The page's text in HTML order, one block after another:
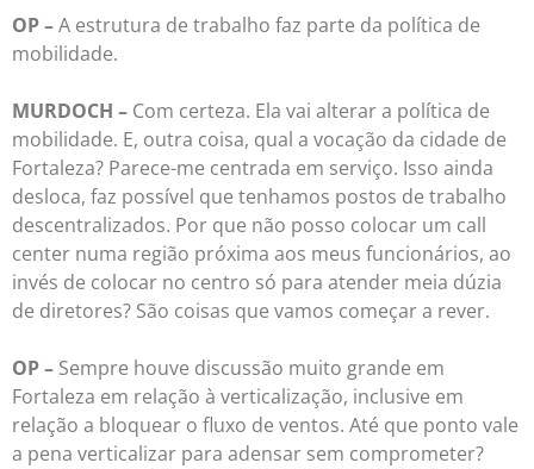
OP –A estrutura de trabalho faz parte da política de
mobilidade.
MURDOCH – Com certeza. Ela vai alterar a política de
mobilidade. E, outra coisa, qual a vocação da cidade de
Fortaleza? Parece-me centrada em serviço. Isso ainda
desloca, faz possível que tenhamos postos de trabalho
descentralizados. Por que não posso colocar um call
center numa região próxima aos meus funcionários, ao
invés de colocar no centro só para atender meia dúzia
de diretores? São coisas que vamos começar a rever.
OP – Sempre houve discussão muito grande em
Fortaleza em relação à verticalização, inclusive em
relação a bloquear o fluxo de ventos. Até que ponto vale
a pena verticalizar para adensar sem comprometer?